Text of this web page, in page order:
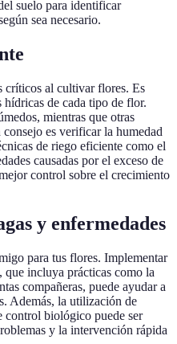
suelo para identificar
sea necesario.
críticos al cultivar flores. Es
hídricas de cada tipo de flor.
mientras que otras
consejo es verificar la humedad
de riego eficiente como el
causadas por el exceso de
control sobre el crecimiento
y enfermedades
para tus flores. Implementar
incluya prácticas como la
compañeras, puede ayudar a
Además, la utilización de
control biológico puede ser
y la intervención rápida